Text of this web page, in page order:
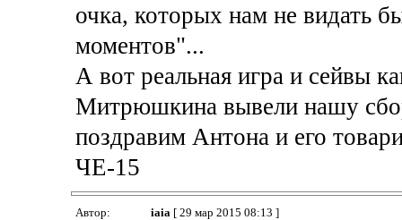
очка, которых нам не видать
моментов"...
А вот реальная игра и сейвы
Митрюшкина вывели нашу
поздравим Антона и его
ЧЕ-15
Автор: iaia[ 29 мар 2015 08:13 ]